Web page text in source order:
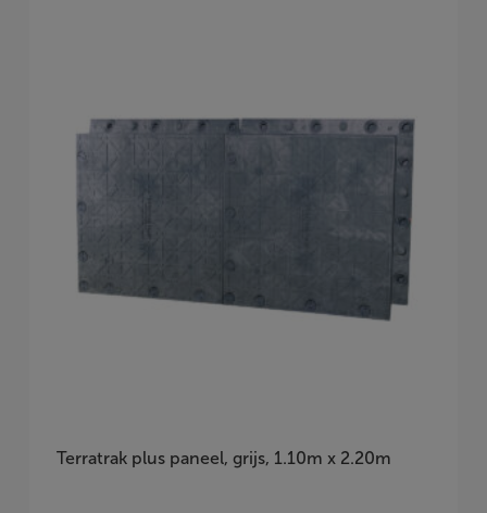
Terratrak plus paneel, grijs, 1.10m x 2.20m